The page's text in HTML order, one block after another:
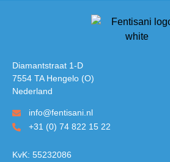
Diamantstraat 1-D
7554 TA Hengelo (O)
Nederland
info@fentisani.nl
+31 (0) 74 822 15 22
KvK: 55232086